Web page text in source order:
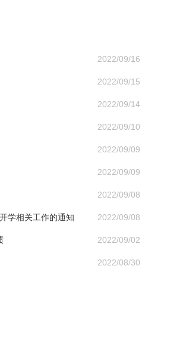
2022/09/16
2022/09/15
2022/09/14
2022/09/10
2022/09/09
2022/09/09
2022/09/08
2022/09/08
学相关工作的通知
2022/09/02
2022/08/30